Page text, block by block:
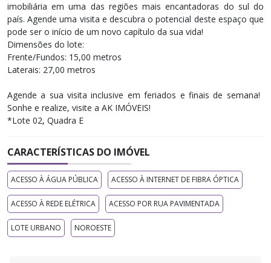
imobiliária em uma das regiões mais encantadoras do sul do
país. Agende uma visita e descubra o potencial deste espaço que
pode ser o início de um novo capítulo da sua vida!
Dimensões do lote:
Frente/Fundos: 15,00 metros
Laterais: 27,00 metros
Agende a sua visita inclusive em feriados e finais de semana! ​
Sonhe e realize, visite a AK IMÓVEIS!
*Lote 02, Quadra E
CARACTERÍSTICAS DO IMÓVEL
ACESSO À ÁGUA PÚBLICA ACESSO À INTERNET DE FIBRA ÓPTICA
ACESSO À REDE ELÉTRICA ACESSO POR RUA PAVIMENTADA
LOTE URBANO NOROESTE